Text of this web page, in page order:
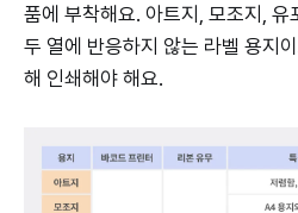
품에 부착해요. 아트지, 모조지,
두 열에 반응하지 않는 라벨 용지
해 인쇄해야 해요.